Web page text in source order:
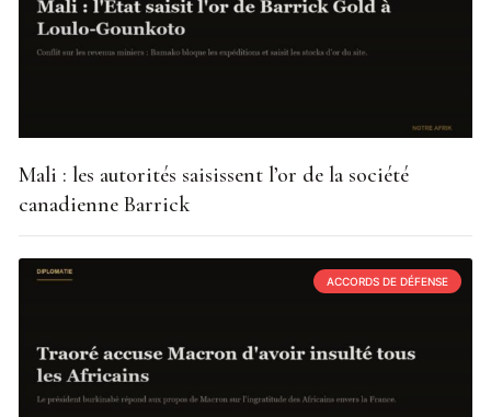
Mali : les autorités saisissent l’or de la société
canadienne Barrick
ACCORDS DE DÉFENSE